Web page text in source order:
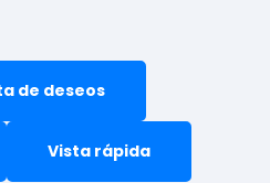
de deseos
Vista rápida